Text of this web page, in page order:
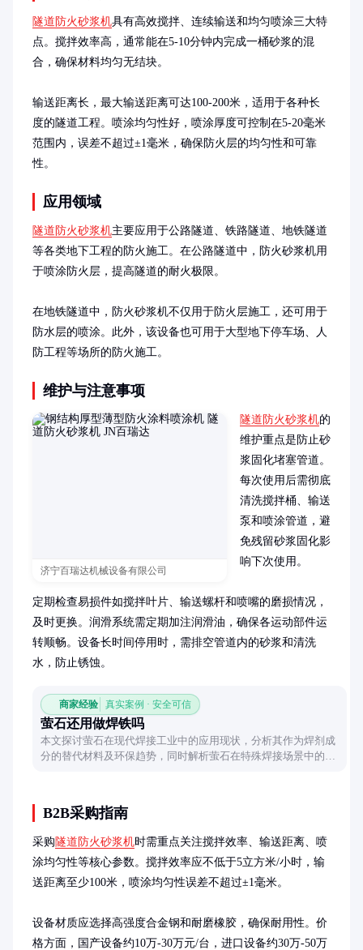
隧道防火砂浆机具有高效搅拌、连续输送和均匀喷涂三大特
点。搅拌效率高，通常能在5-10分钟内完成一桶砂浆的混
合，确保材料均匀无结块。
输送距离长，最大输送距离可达100-200米，适用于各种长
度的隧道工程。喷涂均匀性好，喷涂厚度可控制在5-20毫米
范围内，误差不超过±1毫米，确保防火层的均匀性和可靠
性。
应用领域
隧道防火砂浆机主要应用于公路隧道、铁路隧道、地铁隧道
等各类地下工程的防火施工。在公路隧道中，防火砂浆机用
于喷涂防火层，提高隧道的耐火极限。
在地铁隧道中，防火砂浆机不仅用于防火层施工，还可用于
防水层的喷涂。此外，该设备也可用于大型地下停车场、人
防工程等场所的防火施工。
维护与注意事项
济宁百瑞达机械设备有限公司
隧道防火砂浆机的
维护重点是防止砂
浆固化堵塞管道。
每次使用后需彻底
清洗搅拌桶、输送
泵和喷涂管道，避
免残留砂浆固化影
响下次使用。
定期检查易损件如搅拌叶片、输送螺杆和喷嘴的磨损情况，
及时更换。润滑系统需定期加注润滑油，确保各运动部件运
转顺畅。设备长时间停用时，需排空管道内的砂浆和清洗
水，防止锈蚀。
商家经验 真实案例 · 安全可信
萤石还用做焊铁吗
本文探讨萤石在现代焊接工业中的应用现状，分析其作为焊剂成
分的替代材料及环保趋势，同时解析萤石在特殊焊接场景中的保
B2B采购指南
采购 隧道防火砂浆机时需重点关注搅拌效率、输送距离、喷
涂均匀性等核心参数。搅拌效率应不低于5立方米/小时，输
送距离至少100米，喷涂均匀性误差不超过±1毫米。
设备材质应选择高强度合金钢和耐磨橡胶，确保耐用性。价
格方面，国产设备约10万-30万元/台，进口设备约30万-50万